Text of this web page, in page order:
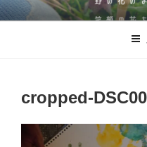
コ
ン
児童発達支援・
発達に凸凹のある子どもたち
を咲かせられる。そんな施設
cropped-